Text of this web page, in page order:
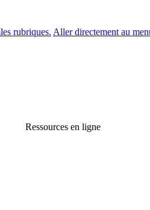
rubriques. Aller directement au
Ressources en ligne